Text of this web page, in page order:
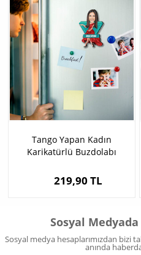
Tango Yapan Kadın
Karikatürlü Buzdolabı
219,90 TL
Sosyal
Sosyal medya hesaplarımızdan bizi
anında